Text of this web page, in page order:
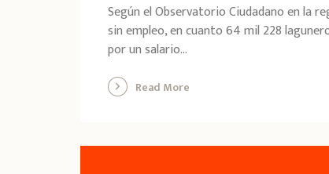
Según el Observatorio Ciudadano en la
sin empleo, en cuanto 64 mil 228
por un salario...
Read More